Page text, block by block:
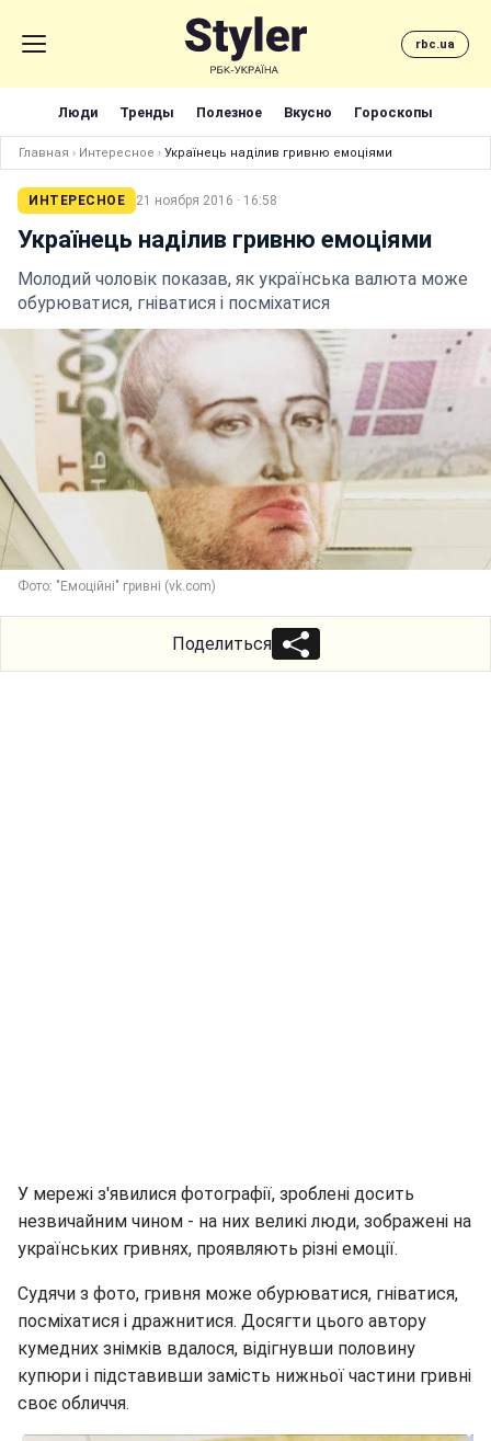
rbc.ua
Люди Тренды Полезное Вкусно Гороскопы
Главная › Интересное › Українець наділив гривню емоціями
ИНТЕРЕСНОЕ 21 ноября 2016 · 16:58
Українець наділив гривню емоціями
Молодий чоловік показав, як українська валюта може
обурюватися, гніватися і посміхатися
Фото: "Емоційні" гривні (vk.com)
Поделиться
У мережі з'явилися фотографії, зроблені досить
незвичайним чином - на них великі люди, зображені на
українських гривнях, проявляють різні емоції.
Судячи з фото, гривня може обурюватися, гніватися,
посміхатися і дражнитися. Досягти цього автору
кумедних знімків вдалося, відігнувши половину
купюри і підставивши замість нижньої частини гривні
своє обличчя.